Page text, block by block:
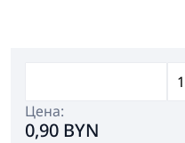
Цена:
0,90 BYN